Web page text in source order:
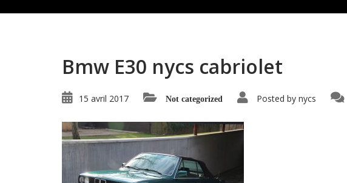
Bmw E30 nycs cabriolet
15 avril 2017 Not categorized Posted by nycs